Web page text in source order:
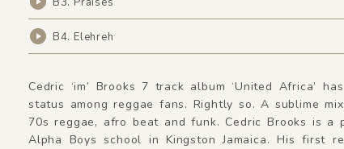
B4. Elehreh
Cedric ‘im’ Brooks 7 track album ‘United Africa’
status among reggae fans. Rightly so. A sublime
70s reggae, afro beat and funk. Cedric Brooks is a
Alpha Boys school in Kingston Jamaica. His first